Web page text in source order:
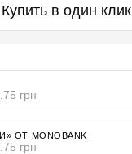
Купить в один клик
грн
ОТ MONOBANK
грн